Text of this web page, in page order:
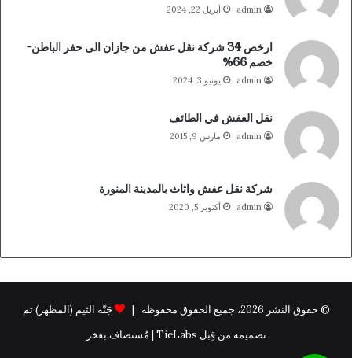
admin أبريل 22, 2024
ارخص 34 شركة نقل عفش من جازان الى حفر الباطن-
خصم 66%
admin يونيو 3, 2024
نقل العفش في الطائف
admin مارس 9, 2015
شركة نقل عفش واثاث بالمدينة المنورة
admin أكتوبر 5, 2020
© حقوق النشر 2026، جميع الحقوق محفوظة |
جَنَّة الثيم (المظهر) تم
تصميمه من قِبل TieLabs | مُستضاف بفخر